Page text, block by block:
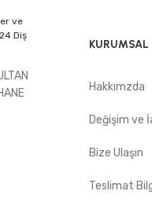
KURUMSAL
Hakkımzda
Değişim ve
Bize Ulaşın
Teslimat